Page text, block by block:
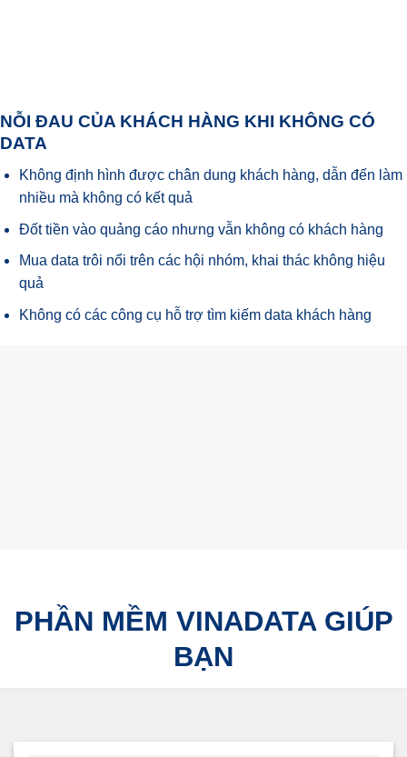
NỖI ĐAU CỦA KHÁCH HÀNG KHI KHÔNG CÓ
DATA
Không định hình được chân dung khách hàng, dẫn đến làm
nhiều mà không có kết quả
Đốt tiền vào quảng cáo nhưng vẫn không có khách hàng
Mua data trôi nổi trên các hội nhóm, khai thác không hiệu
quả
Không có các công cụ hỗ trợ tìm kiếm data khách hàng
PHẦN MỀM VINADATA GIÚP
BẠN